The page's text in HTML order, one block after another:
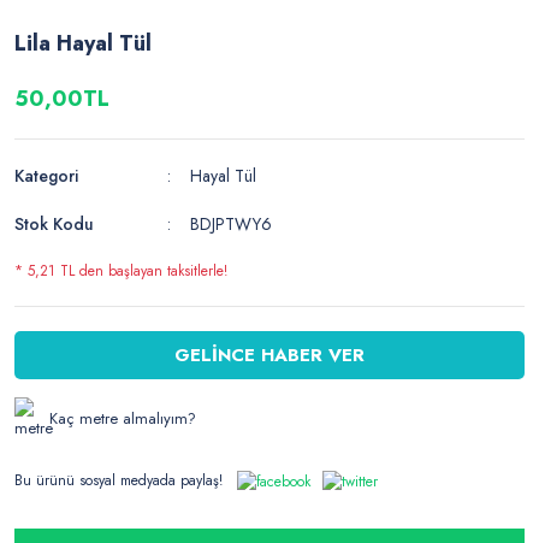
Lila Hayal Tül
50,00TL
Kategori
Hayal Tül
Stok Kodu
BDJPTWY6
* 5,21 TL den başlayan taksitlerle!
GELİNCE HABER VER
Kaç metre almalıyım?
Bu ürünü sosyal medyada paylaş!